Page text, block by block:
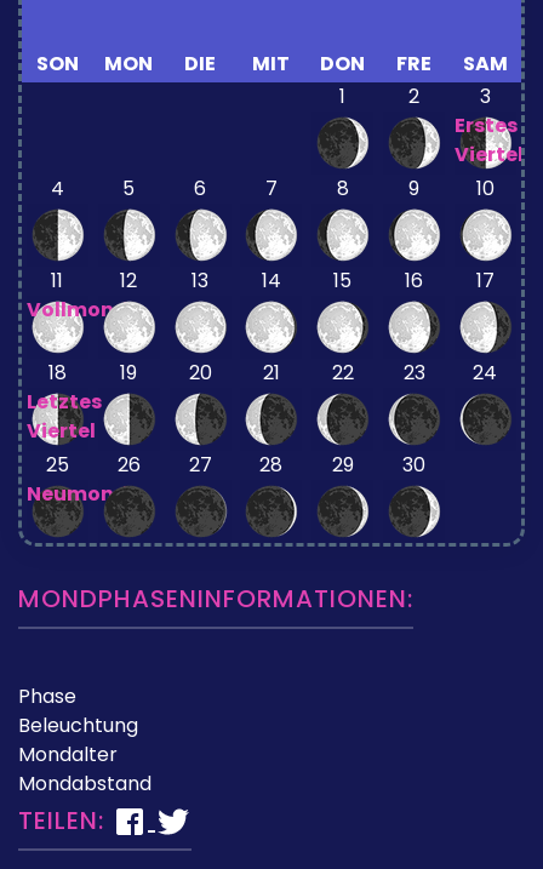
SON MON DIE MIT DON FRE
SAM
1
2
3
Erstes
Viertel
4
5 6 7 8 9 10
11
Vollmond
12 13 14 15 16 17
18
Letztes
Viertel
19 20 21 22 23 24
25
Neumond
26 27 28 29 30
MONDPHASENINFORMATIONEN:
Phase
Beleuchtung
Mondalter
Mondabstand
TEILEN: